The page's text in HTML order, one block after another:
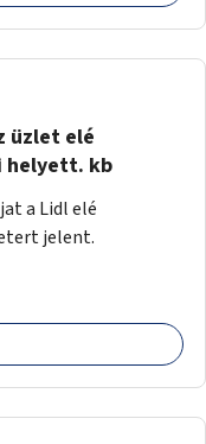
üzlet elé
helyett. kb
a Lidl elé
jelent.